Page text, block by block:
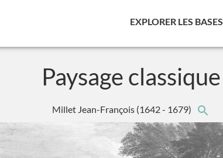
EXPLORER LES BASES
Paysage classique
Millet Jean-François (1642 - 1679)